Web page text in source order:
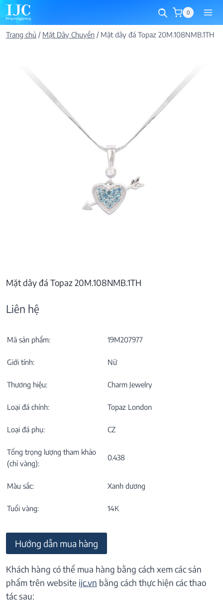
Skip
to
content
0
Trang chủ / Mặt Dây Chuyền / Mặt dây đá Topaz 20M.108NMB.1TH
Mặt dây đá Topaz 20M.108NMB.1TH
Liên hệ
Mã sản phẩm: 19M207977
Giới tính: Nữ
Thương hiệu: Charm Jewelry
Loại đá chính: Topaz London
Loại đá phụ: CZ
Tổng trọng lượng tham khảo
(chỉ vàng):
0.438
Màu sắc: Xanh dương
Tuổi vàng: 14K
Hướng dẫn mua hàng
Khách hàng có thể mua hàng bằng cách xem các sản
phẩm trên website ijc.vn bằng cách thực hiện các thao
tác sau: